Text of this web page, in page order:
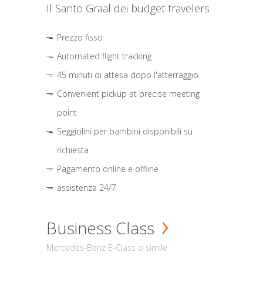
Il Santo Graal dei budget travelers
Prezzo fisso
Automated flight tracking
45 minuti di attesa dopo l'atterraggio
Convenient pickup at precise meeting
point
Seggiolini per bambini disponibili su
richiesta
Pagamento online e offline
assistenza 24/7
Business Class
Mercedes-Benz E-Class o simile